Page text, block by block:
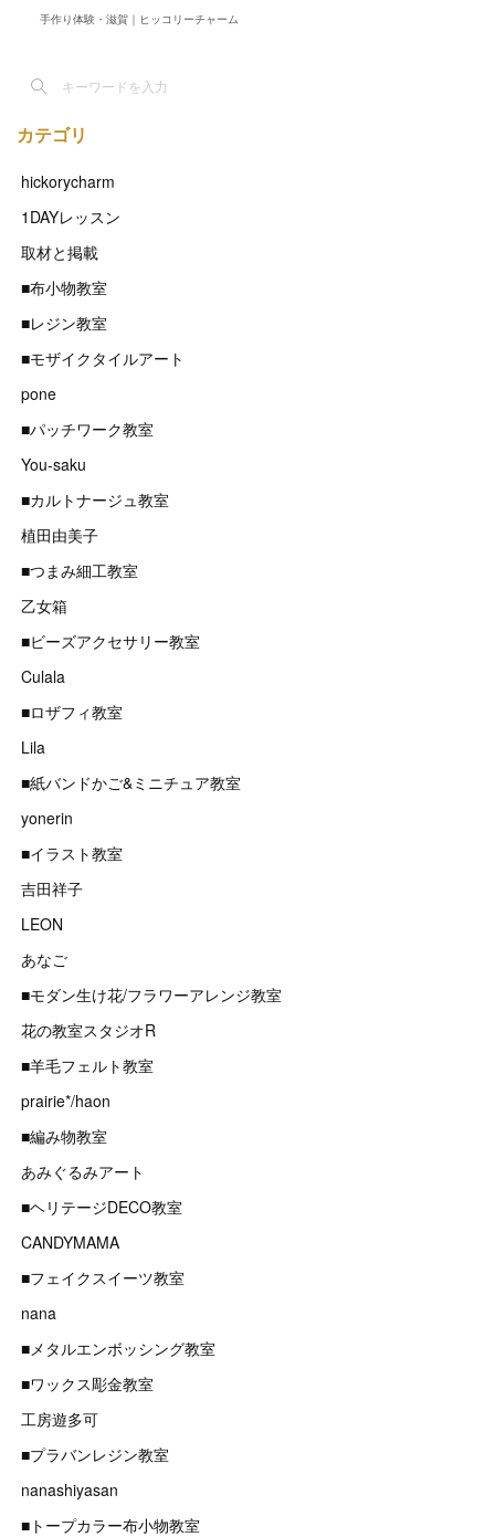
手作り体験・滋賀｜ヒッコリーチャーム
カテゴリ
hickorycharm
1DAYレッスン
取材と掲載
■布小物教室
■レジン教室
■モザイクタイルアート
pone
■パッチワーク教室
You-saku
■カルトナージュ教室
植田由美子
■つまみ細工教室
乙女箱
■ビーズアクセサリー教室
Culala
■ロザフィ教室
Lila
■紙バンドかご&ミニチュア教室
yonerin
■イラスト教室
吉田祥子
LEON
あなご
■モダン生け花/フラワーアレンジ教室
花の教室スタジオR
■羊毛フェルト教室
prairie*/haon
■編み物教室
あみぐるみアート
■ヘリテージDECO教室
CANDYMAMA
■フェイクスイーツ教室
nana
■メタルエンボッシング教室
■ワックス彫金教室
工房遊多可
■プラバンレジン教室
nanashiyasan
■トープカラー布小物教室